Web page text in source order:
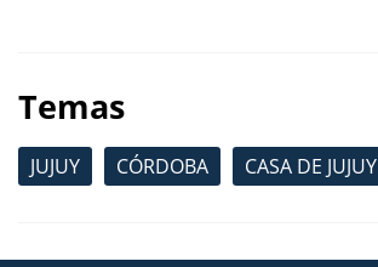
Temas
JUJUY CÓRDOBA CASA DE JUJUY